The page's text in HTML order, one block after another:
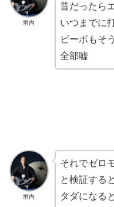
垣内
昔だったら
いつまでに
ビーボもそう
全部嘘
垣内
それでゼロ
と検証すると
タダになると